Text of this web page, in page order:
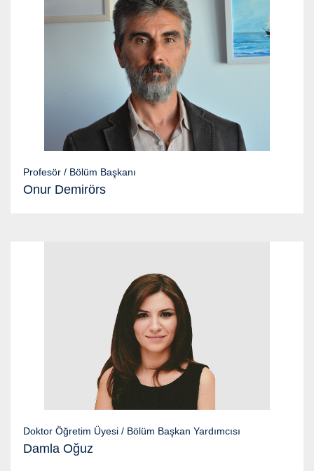
Profesör / Bölüm Başkanı
Onur Demirörs
Doktor Öğretim Üyesi / Bölüm Başkan Yardımcısı
Damla Oğuz